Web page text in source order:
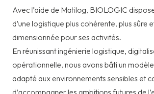
Avec l’aide de Matilog, BIOLOGIC
d’une logistique plus cohérente, plus sûre
dimensionnée pour ses activités.
En réunissant ingénierie logistique,
opérationnelle, nous avons bâti un
adapté aux environnements sensibles et
d’accompagner les ambitions futures de